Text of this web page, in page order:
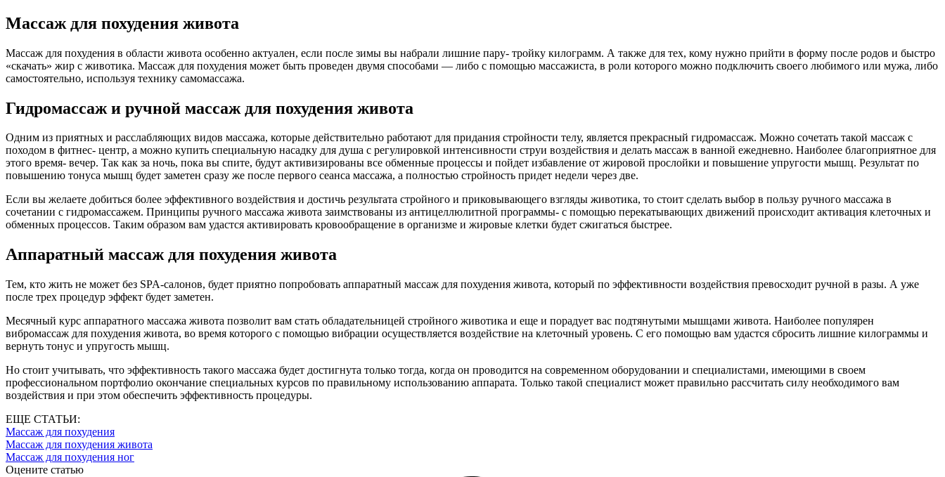
Массаж для похудения живота
Массаж для похудения в области живота особенно актуален, если после зимы вы набрали лишние пару- тройку килограмм. А также для тех, кому нужно прийти в форму после родов и быстро
«скачать» жир с животика. Массаж для похудения может быть проведен двумя способами — либо с помощью массажиста, в роли которого можно подключить своего любимого или мужа, либо
самостоятельно, используя технику самомассажа.
Гидромассаж и ручной массаж для похудения живота
Одним из приятных и расслабляющих видов массажа, которые действительно работают для придания стройности телу, является прекрасный гидромассаж. Можно сочетать такой массаж с
походом в фитнес- центр, а можно купить специальную насадку для душа с регулировкой интенсивности струи воздействия и делать массаж в ванной ежедневно. Наиболее благоприятное для
этого время- вечер. Так как за ночь, пока вы спите, будут активизированы все обменные процессы и пойдет избавление от жировой прослойки и повышение упругости мышц. Результат по
повышению тонуса мышц будет заметен сразу же после первого сеанса массажа, а полностью стройность придет недели через две.
Если вы желаете добиться более эффективного воздействия и достичь результата стройного и приковывающего взгляды животика, то стоит сделать выбор в пользу ручного массажа в
сочетании с гидромассажем. Принципы ручного массажа живота заимствованы из антицеллюлитной программы- с помощью перекатывающих движений происходит активация клеточных и
обменных процессов. Таким образом вам удастся активировать кровообращение в организме и жировые клетки будет сжигаться быстрее.
Аппаратный массаж для похудения живота
Тем, кто жить не может без SPA-салонов, будет приятно попробовать аппаратный массаж для похудения живота, который по эффективности воздействия превосходит ручной в разы. А уже
после трех процедур эффект будет заметен.
Месячный курс аппаратного массажа живота позволит вам стать обладательницей стройного животика и еще и порадует вас подтянутыми мышцами живота. Наиболее популярен
вибромассаж для похудения живота, во время которого с помощью вибрации осуществляется воздействие на клеточный уровень. С его помощью вам удастся сбросить лишние килограммы и
вернуть тонус и упругость мышц.
Но стоит учитывать, что эффективность такого массажа будет достигнута только тогда, когда он проводится на современном оборудовании и специалистами, имеющими в своем
профессиональном портфолио окончание специальных курсов по правильному использованию аппарата. Только такой специалист может правильно рассчитать силу необходимого вам
воздействия и при этом обеспечить эффективность процедуры.
ЕЩЕ СТАТЬИ:
Массаж для похудения
Массаж для похудения живота
Массаж для похудения ног
Оцените статью